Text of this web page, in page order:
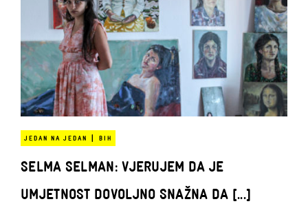
JEDAN NA JEDAN | BIH
SELMA SELMAN: VJERUJEM DA JE
UMJETNOST DOVOLJNO SNAŽNA DA [...]